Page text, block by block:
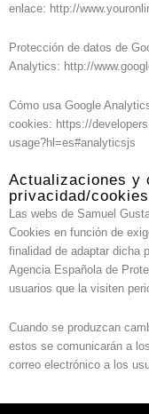
enlace: http://
Protección de datos de
Analytics: http://
Cómo usa Google
cookies: https://
usage?hl=es#analyticsjs
Actualizaciones y
privacidad/cookies
Las webs de Samuel
Cookies en función de
finalidad de adaptar dicha
Agencia Española de
usuarios que la visiten
Cuando se produzcan
estos se comunicarán a
correo electrónico a los